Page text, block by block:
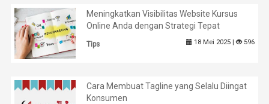
Meningkatkan Visibilitas Website Kursus
Online Anda dengan Strategi Tepat
Tips 18 Mei 2025 | 596
Cara Membuat Tagline yang Selalu Diingat
Konsumen